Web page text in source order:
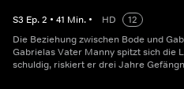
S3 Ep.2 • 41 Min. • HD
12
Die Beziehung zwischen Bode und
Gabrielas Vater Manny spitzt sich die
schuldig, riskiert er drei Jahre